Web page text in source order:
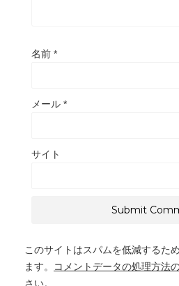
名前 *
メール *
サイト
このサイトはスパムを低減するた
ます。
コメントデータの処理方法
さい。